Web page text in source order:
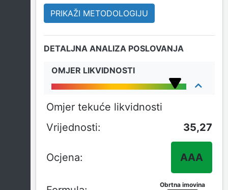
PRIKAŽI METODOLOGIJU
DETALJNA ANALIZA POSLOVANJA
OMJER LIKVIDNOSTI
Omjer tekuće likvidnosti
35,27
AAA
Obrtna imovina